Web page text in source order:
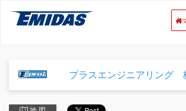
プラスエンジニアリング